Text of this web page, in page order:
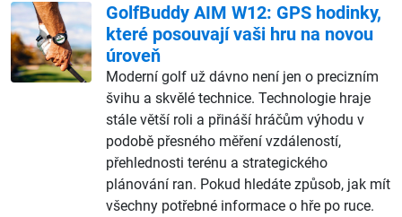
GolfBuddy AIM W12: GPS hodinky,
které posouvají vaši hru na novou
úroveň
Moderní golf už dávno není jen o precizním
švihu a skvělé technice. Technologie hraje
stále větší roli a přináší hráčům výhodu v
podobě přesného měření vzdáleností,
přehlednosti terénu a strategického
plánování ran. Pokud hledáte způsob, jak mít
všechny potřebné informace o hře po ruce.